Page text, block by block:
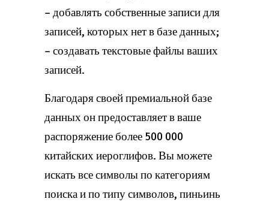
– добавлять собственные записи для
записей, которых нет в базе данных;
– создавать текстовые файлы ваших
записей.
Благодаря своей премиальной базе
данных он предоставляет в ваше
распоряжение более 500 000
китайских иероглифов. Вы можете
искать все символы по категориям
поиска и по типу символов, пиньинь